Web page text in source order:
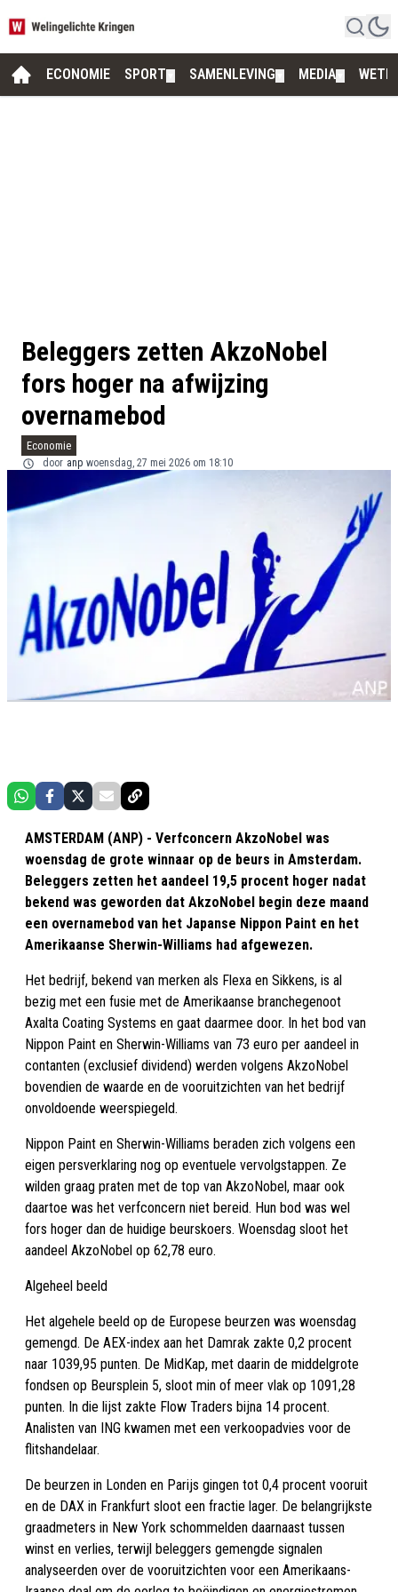
ECONOMIE SPORT SAMENLEVING MEDIA
Beleggers zetten AkzoNobel
fors hoger na afwijzing
overnamebod
Economie
door anp woensdag, 27 mei 2026 om 18:10
AMSTERDAM (ANP) - Verfconcern AkzoNobel was
woensdag de grote winnaar op de beurs in Amsterdam.
Beleggers zetten het aandeel 19,5 procent hoger nadat
bekend was geworden dat AkzoNobel begin deze maand
een overnamebod van het Japanse Nippon Paint en het
Amerikaanse Sherwin-Williams had afgewezen.
Het bedrijf, bekend van merken als Flexa en Sikkens, is al
bezig met een fusie met de Amerikaanse branchegenoot
Axalta Coating Systems en gaat daarmee door. In het bod van
Nippon Paint en Sherwin-Williams van 73 euro per aandeel in
contanten (exclusief dividend) werden volgens AkzoNobel
bovendien de waarde en de vooruitzichten van het bedrijf
onvoldoende weerspiegeld.
Nippon Paint en Sherwin-Williams beraden zich volgens een
eigen persverklaring nog op eventuele vervolgstappen. Ze
wilden graag praten met de top van AkzoNobel, maar ook
daartoe was het verfconcern niet bereid. Hun bod was wel
fors hoger dan de huidige beurskoers. Woensdag sloot het
aandeel AkzoNobel op 62,78 euro.
Algeheel beeld
Het algehele beeld op de Europese beurzen was woensdag
gemengd. De AEX-index aan het Damrak zakte 0,2 procent
naar 1039,95 punten. De MidKap, met daarin de middelgrote
fondsen op Beursplein 5, sloot min of meer vlak op 1091,28
punten. In die lijst zakte Flow Traders bijna 14 procent.
Analisten van ING kwamen met een verkoopadvies voor de
flitshandelaar.
De beurzen in Londen en Parijs gingen tot 0,4 procent vooruit
en de DAX in Frankfurt sloot een fractie lager. De belangrijkste
graadmeters in New York schommelden daarnaast tussen
winst en verlies, terwijl beleggers gemengde signalen
analyseerden over de vooruitzichten voor een Amerikaans-